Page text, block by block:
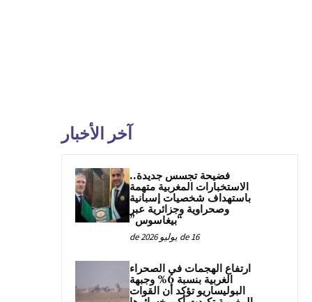
آخر الأخبار
فضيحة تجسس جديدة..
الاستخبارات المغربية متهمة
باستهداف شخصيات إسبانية
وصحراوية وجزائرية عبر
“بيغاسوس”
16 de يوليو de 2026
ارتفاع الهجمات في الصحراء
الغربية بنسبة 6% وجبهة
البوليساريو تؤكد أن القوات